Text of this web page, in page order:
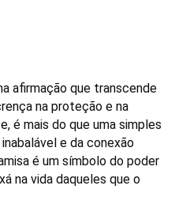
afirmação que transcende
na proteção e na
é mais do que uma simples
e da conexão
é um símbolo do poder
na vida daqueles que o